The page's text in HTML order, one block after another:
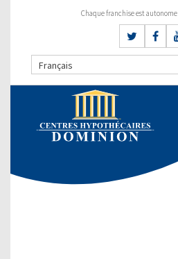
Chaque franchise est
Français